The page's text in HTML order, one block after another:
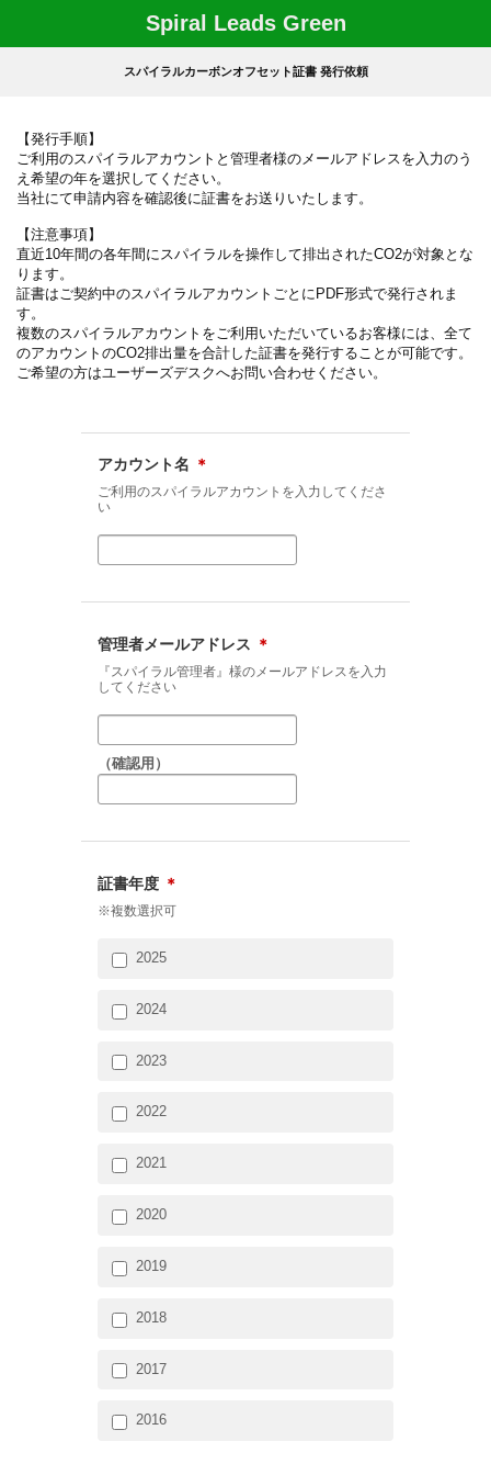
Spiral Leads Green
スパイラルカーボンオフセット証書 発行依頼
【発行手順】
ご利用のスパイラルアカウントと管理者様のメールアドレスを入力のう
え希望の年を選択してください。
当社にて申請内容を確認後に証書をお送りいたします。
【注意事項】
直近10年間の各年間にスパイラルを操作して排出されたCO2が対象とな
ります。
証書はご契約中のスパイラルアカウントごとにPDF形式で発行されま
す。
複数のスパイラルアカウントをご利用いただいているお客様には、全て
のアカウントのCO2排出量を合計した証書を発行することが可能です。
ご希望の方はユーザーズデスクへお問い合わせください。
アカウント名 ＊
ご利用のスパイラルアカウントを入力してくださ
い
管理者メールアドレス ＊
『スパイラル管理者』様のメールアドレスを入力
してください
（確認用）
証書年度 ＊
※複数選択可
2025
2024
2023
2022
2021
2020
2019
2018
2017
2016